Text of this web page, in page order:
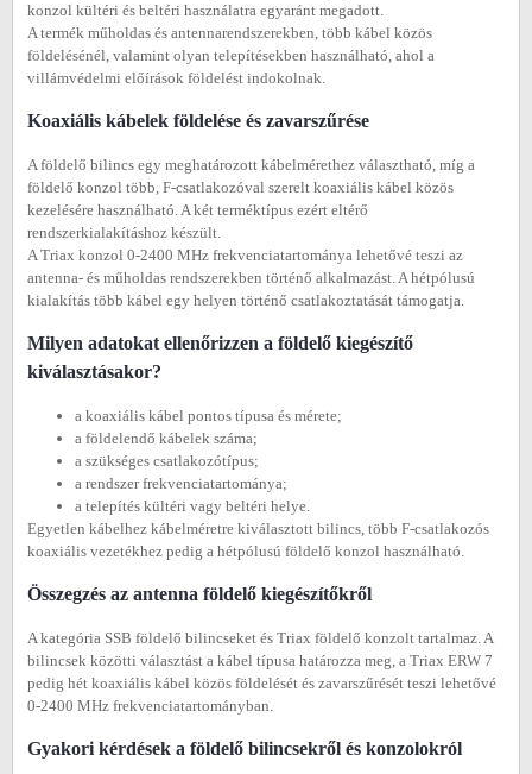
konzol kültéri és beltéri használatra egyaránt megadott.
A termék műholdas és antennarendszerekben, több kábel közös
földelésénél, valamint olyan telepítésekben használható, ahol a
villámvédelmi előírások földelést indokolnak.
Koaxiális kábelek földelése és zavarszűrése
A földelő bilincs egy meghatározott kábelmérethez választható, míg a
földelő konzol több, F-csatlakozóval szerelt koaxiális kábel közös
kezelésére használható. A két terméktípus ezért eltérő
rendszerkialakításhoz készült.
A Triax konzol 0-2400 MHz frekvenciatartománya lehetővé teszi az
antenna- és műholdas rendszerekben történő alkalmazást. A hétpólusú
kialakítás több kábel egy helyen történő csatlakoztatását támogatja.
Milyen adatokat ellenőrizzen a földelő kiegészítő
kiválasztásakor?
a koaxiális kábel pontos típusa és mérete;
a földelendő kábelek száma;
a szükséges csatlakozótípus;
a rendszer frekvenciatartománya;
a telepítés kültéri vagy beltéri helye.
Egyetlen kábelhez kábelméretre kiválasztott bilincs, több F-csatlakozós
koaxiális vezetékhez pedig a hétpólusú földelő konzol használható.
Összegzés az antenna földelő kiegészítőkről
A kategória SSB földelő bilincseket és Triax földelő konzolt tartalmaz. A
bilincsek közötti választást a kábel típusa határozza meg, a Triax ERW 7
pedig hét koaxiális kábel közös földelését és zavarszűrését teszi lehetővé
0-2400 MHz frekvenciatartományban.
Gyakori kérdések a földelő bilincsekről és konzolokról